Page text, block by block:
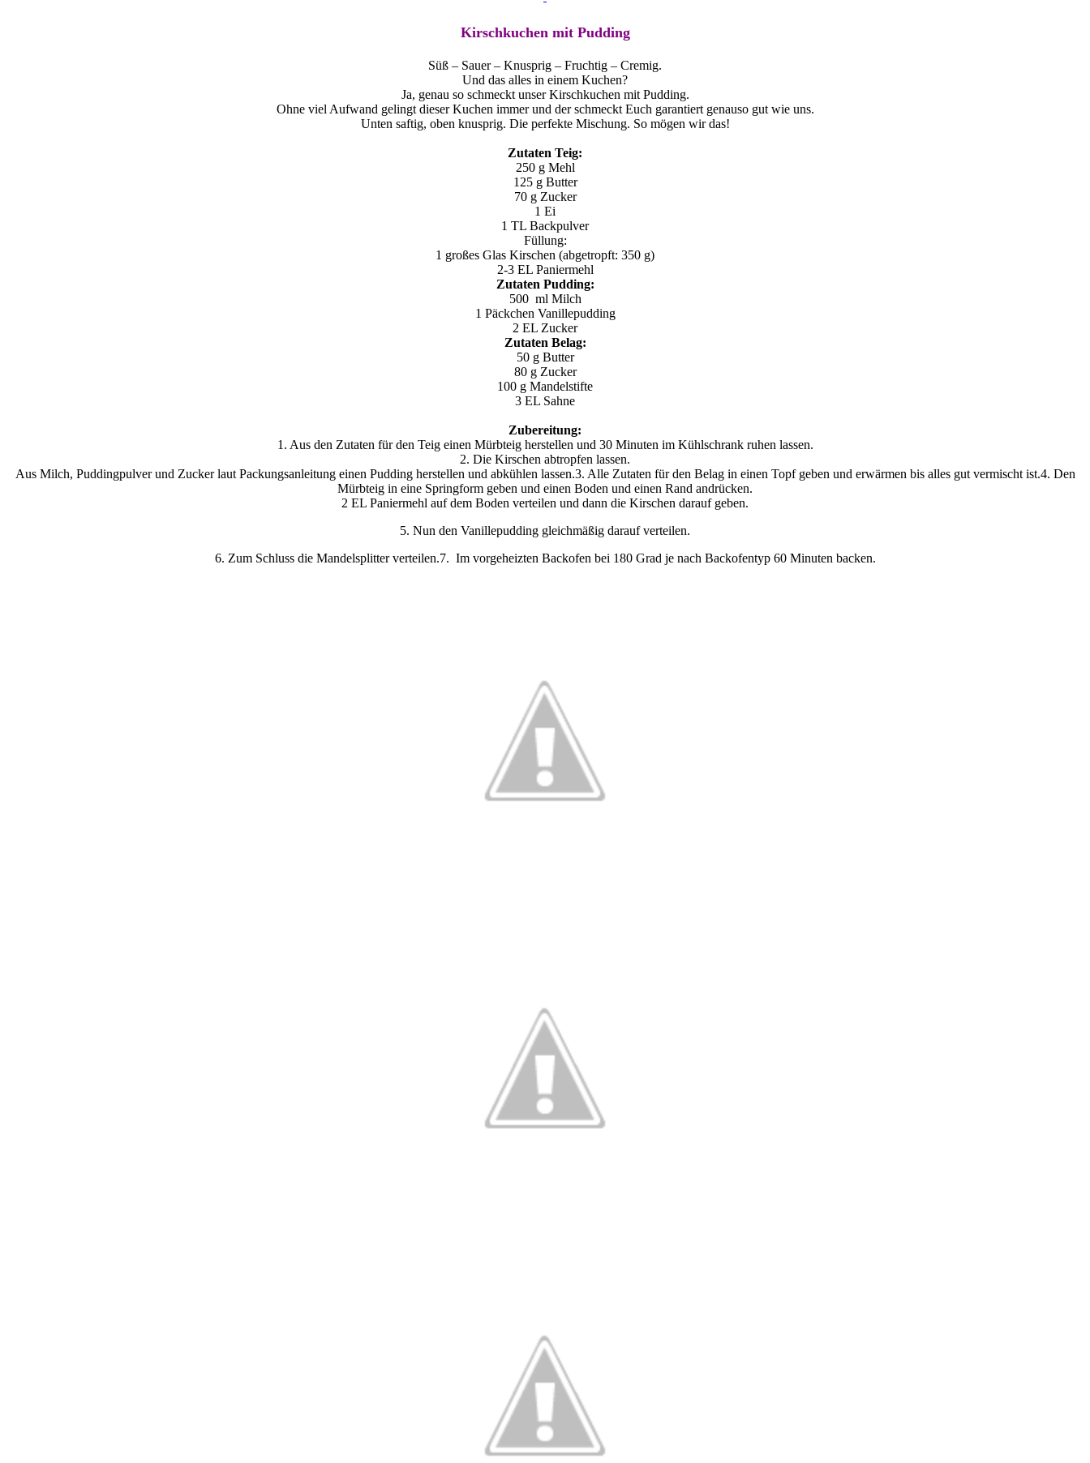
Kirschkuchen mit Pudding
Süß – Sauer – Knusprig – Fruchtig – Cremig.
Und das alles in einem Kuchen?
Ja, genau so schmeckt unser Kirschkuchen mit Pudding.
Ohne viel Aufwand gelingt dieser Kuchen immer und der schmeckt Euch garantiert genauso gut wie uns.
Unten saftig, oben knusprig. Die perfekte Mischung. So mögen wir das!
Zutaten Teig:
250 g Mehl
125 g Butter
70 g Zucker
1 Ei
1 TL Backpulver
Füllung:
1 großes Glas Kirschen (abgetropft: 350 g)
2-3 EL Paniermehl
Zutaten Pudding:
500 ml Milch
1 Päckchen Vanillepudding
2 EL Zucker
Zutaten Belag:
50 g Butter
80 g Zucker
100 g Mandelstifte
3 EL Sahne
Zubereitung:
1. Aus den Zutaten für den Teig einen Mürbteig herstellen und 30 Minuten im Kühlschrank ruhen lassen.
2. Die Kirschen abtropfen lassen.
Aus Milch, Puddingpulver und Zucker laut Packungsanleitung einen Pudding herstellen und abkühlen lassen.3. Alle Zutaten für den Belag in einen Topf geben und erwärmen bis alles gut vermischt ist.4. Den
Mürbteig in eine Springform geben und einen Boden und einen Rand andrücken.
2 EL Paniermehl auf dem Boden verteilen und dann die Kirschen darauf geben.
5. Nun den Vanillepudding gleichmäßig darauf verteilen.
6. Zum Schluss die Mandelsplitter verteilen.7. Im vorgeheizten Backofen bei 180 Grad je nach Backofentyp 60 Minuten backen.